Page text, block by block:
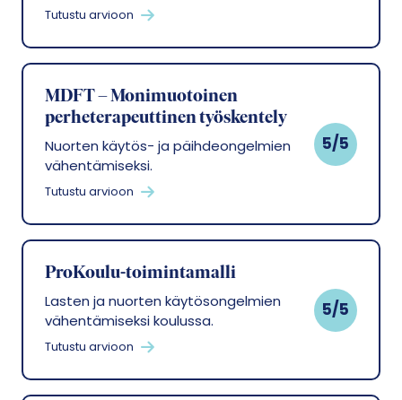
Tutustu arvioon
MDFT – Monimuotoinen
perheterapeuttinen työskentely
Nuorten käytös- ja päihdeongelmien
vähentämiseksi.
Tutustu arvioon
5/5
ProKoulu-toimintamalli
Lasten ja nuorten käytösongelmien
vähentämiseksi koulussa.
Tutustu arvioon
5/5